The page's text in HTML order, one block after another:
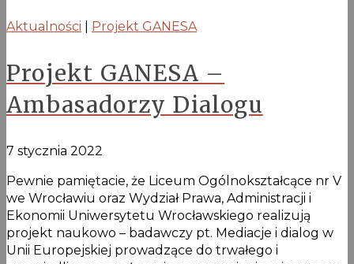
Aktualności Projekt GANESA
Projekt GANESA –
Ambasadorzy Dialogu
7 stycznia 2022
Pewnie pamiętacie, że Liceum Ogólnokształcące nr V
we Wrocławiu oraz Wydział Prawa, Administracji i
Ekonomii Uniwersytetu Wrocławskiego realizują
projekt naukowo – badawczy pt. Mediacje i dialog w
Unii Europejskiej prowadzące do trwałego i